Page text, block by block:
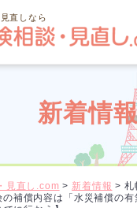
直しなら
新着情
見直し.com > 新着情報 > 札
の補償内容は「水災補償の